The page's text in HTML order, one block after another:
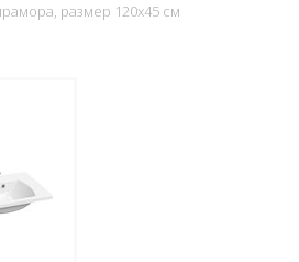
размер 120x45 см